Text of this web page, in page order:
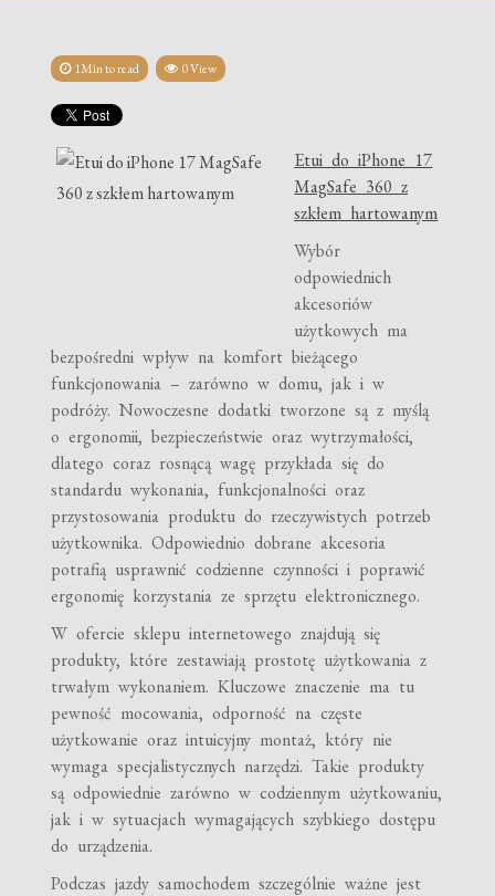
1Min to read 0 View
Etui do iPhone 17
MagSafe 360 z
szkłem hartowanym
Wybór
odpowiednich
akcesoriów
użytkowych ma
bezpośredni wpływ na komfort bieżącego
funkcjonowania – zarówno w domu, jak i w
podróży. Nowoczesne dodatki tworzone są z myślą
o ergonomii, bezpieczeństwie oraz wytrzymałości,
dlatego coraz rosnącą wagę przykłada się do
standardu wykonania, funkcjonalności oraz
przystosowania produktu do rzeczywistych potrzeb
użytkownika. Odpowiednio dobrane akcesoria
potrafią usprawnić codzienne czynności i poprawić
ergonomię korzystania ze sprzętu elektronicznego.
W ofercie sklepu internetowego znajdują się
produkty, które zestawiają prostotę użytkowania z
trwałym wykonaniem. Kluczowe znaczenie ma tu
pewność mocowania, odporność na częste
użytkowanie oraz intuicyjny montaż, który nie
wymaga specjalistycznych narzędzi. Takie produkty
są odpowiednie zarówno w codziennym użytkowaniu,
jak i w sytuacjach wymagających szybkiego dostępu
do urządzenia.
Podczas jazdy samochodem szczególnie ważne jest